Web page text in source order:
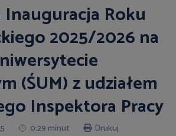
Roku
2025/2026 na
(ŚUM) z udziałem
Inspektora Pracy
0:29 minut
Drukuj